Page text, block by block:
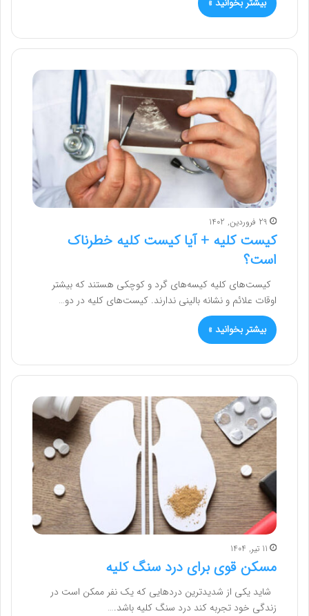
29 فروردین, 1402
کیست کلیه + آیا کیست کلیه خطرناک
است؟
کیست‌های کلیه کیسه‌های گرد و کوچکی هستند که بیشتر
اوقات علائم و نشانه بالینی ندارند. کیست‌های کلیه در دو…
بیشتر بخوانید »
11 تیر, 1404
مسکن قوی برای درد سنگ کلیه
شاید یکی از شدیدترین دردهایی که یک نفر ممکن است در
زندگی خود تجربه کند درد سنگ کلیه باشد.…